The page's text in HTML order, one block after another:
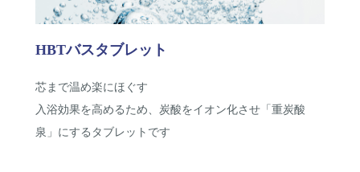
HBTバスタブレット
芯まで温め楽にほぐす
入浴効果を高めるため、炭酸をイオン化させ「重炭酸
泉」にするタブレットです